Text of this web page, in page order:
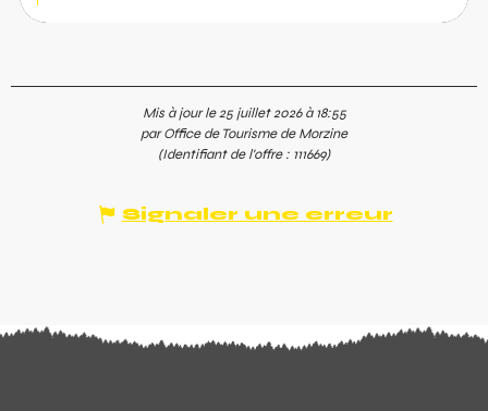
Mis à jour le 25 juillet 2026 à 18:55
par Office de Tourisme de Morzine
(Identifiant de l'offre : 111669)
Signaler une erreur